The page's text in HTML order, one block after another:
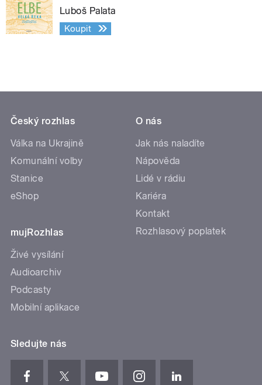
Luboš Palata
Koupit
Český rozhlas
Válka na Ukrajině
Komunální volby
Stanice
eShop
mujRozhlas
Živé vysílání
Audioarchiv
Podcasty
Mobilní aplikace
O nás
Jak nás naladíte
Nápověda
Lidé v rádiu
Kariéra
Kontakt
Rozhlasový poplatek
Sledujte nás